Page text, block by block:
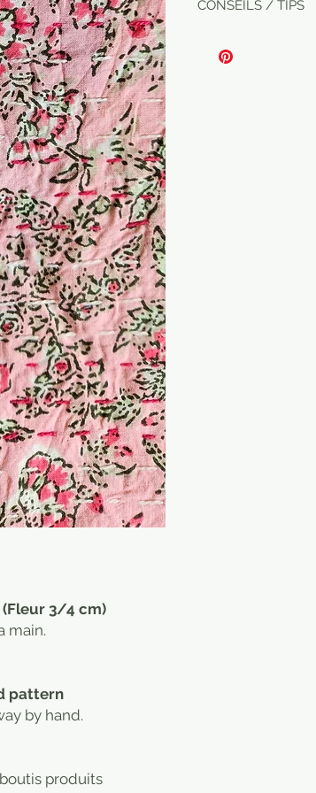
3/4 cm)
main.
pattern
by hand.
produits
CONSEILS / TIPS
Hand wash or